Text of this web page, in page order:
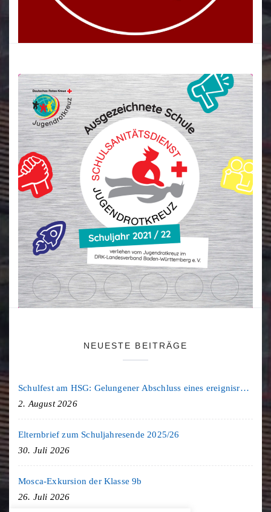
NEUESTE BEITRÄGE
Schulfest am HSG: Gelungener Abschluss eines ereignisreichen Schuljahres
2. August 2026
Elternbrief zum Schuljahresende 2025/26
30. Juli 2026
Mosca-Exkursion der Klasse 9b
26. Juli 2026